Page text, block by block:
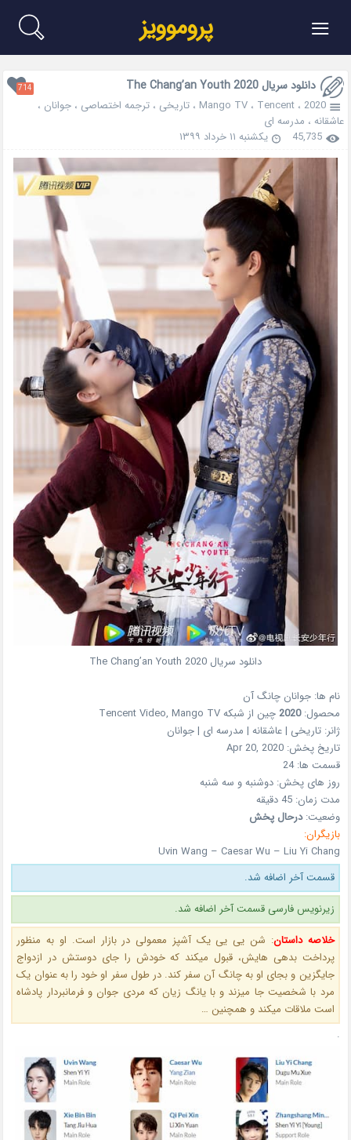
≡ پروموویز
دانلود سریال The Chang’an Youth 2020 714
2020 ، Mango TV، Tencent ،تاریخی ،ترجمه اختصاصی ،جوانان ،
عاشقانه ، مدرسه ای
45,735
یکشنبه ۱۱ خرداد ۱۳۹۹
دانلود سریال The Chang’an Youth 2020
نام ها:جوانان چانگ آن
محصول:2020 چین از شبکهTencent Video, Mango TV
ژانر:تاریخی | عاشقانه | مدرسه ای | جوانان
تاریخ پخش:Apr 20, 2020
قسمت ها:24
روز های پخش:دوشنبه و سه شنبه
مدت زمان:45 دقیقه
وضعیت:درحال پخش
بازیگران:
Uvin Wang – Caesar Wu – Liu Yi Chang
قسمت آخر اضافه شد.
زیرنویس فارسی قسمت آخر اضافه شد.
خلاصه داستان: شن یی یی یک آشپز معمولی در بازار است. او به منظور
پرداخت بدهی هایش، قبول میکند که خودش را جای دوستش در ازدواج
جایگزین و بجای او به چانگ آن سفر کند. در طول سفر او خود را به عنوان یک
مرد با شخصیت جا میزند و با یانگ زیان که مردی جوان و فرمانبردار پادشاه
است ملاقات میکند و همچنین …
.